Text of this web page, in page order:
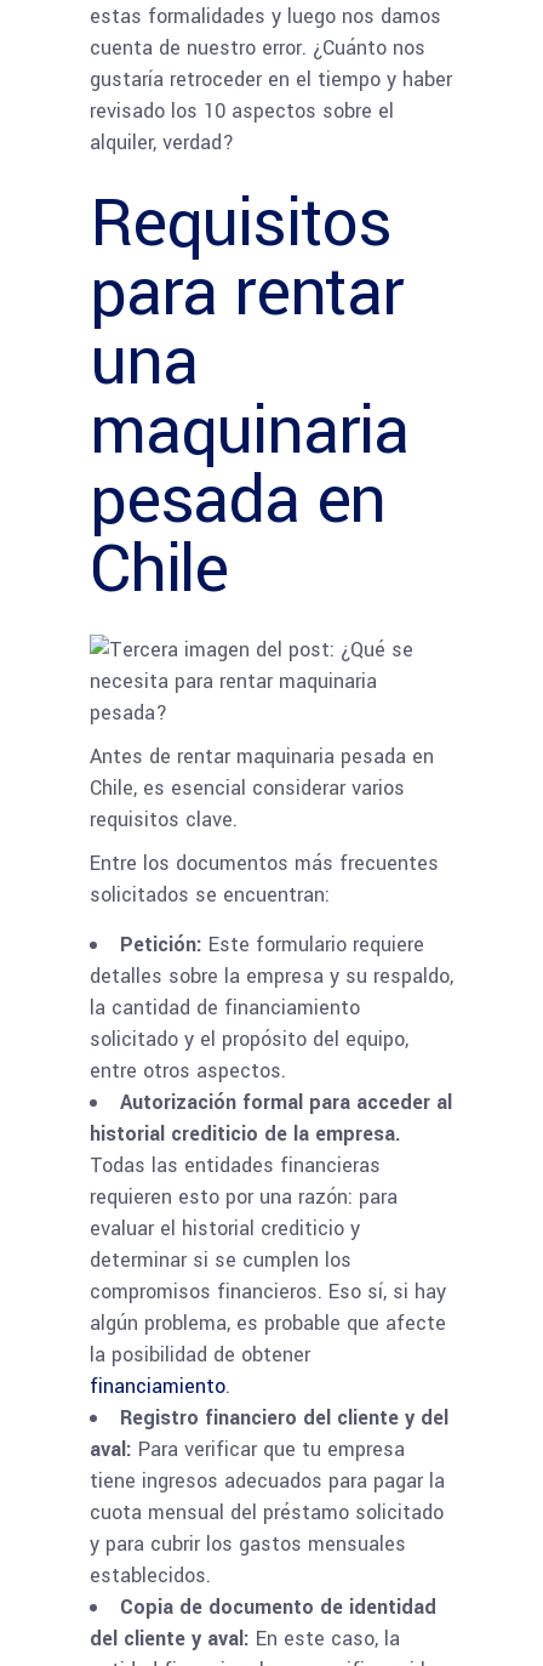
estas formalidades y luego nos damos
cuenta de nuestro error. ¿Cuánto nos
gustaría retroceder en el tiempo y haber
revisado los 10 aspectos sobre el
alquiler, verdad?
Requisitos
para rentar
una
maquinaria
pesada en
Chile
Antes de rentar maquinaria pesada en
Chile, es esencial considerar varios
requisitos clave.
Entre los documentos más frecuentes
solicitados se encuentran:
Petición: Este formulario requiere
detalles sobre la empresa y su respaldo,
la cantidad de financiamiento
solicitado y el propósito del equipo,
entre otros aspectos.
Autorización formal para acceder al
historial crediticio de la empresa.
Todas las entidades financieras
requieren esto por una razón: para
evaluar el historial crediticio y
determinar si se cumplen los
compromisos financieros. Eso sí, si hay
algún problema, es probable que afecte
la posibilidad de obtener
financiamiento.
Registro financiero del cliente y del
aval: Para verificar que tu empresa
tiene ingresos adecuados para pagar la
cuota mensual del préstamo solicitado
y para cubrir los gastos mensuales
establecidos.
Copia de documento de identidad
del cliente y aval: En este caso, la